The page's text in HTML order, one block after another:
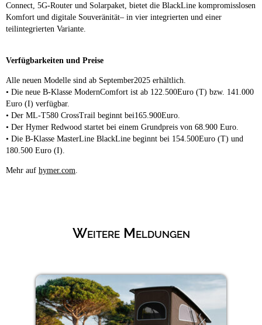
Connect, 5G-Router und Solarpaket, bietet die BlackLine kompromisslosen
Komfort und digitale Souveränität– in vier integrierten und einer
teilintegrierten Variante.
Verfügbarkeiten und Preise
Alle neuen Modelle sind ab September2025 erhältlich.
• Die neue B-Klasse ModernComfort ist ab 122.500Euro (T) bzw. 141.000
Euro (I) verfügbar.
• Der ML-T580 CrossTrail beginnt bei165.900Euro.
• Der Hymer Redwood startet bei einem Grundpreis von 68.900 Euro.
• Die B-Klasse MasterLine BlackLine beginnt bei 154.500Euro (T) und
180.500 Euro (I).
Mehr auf hymer.com
Weitere Meldungen